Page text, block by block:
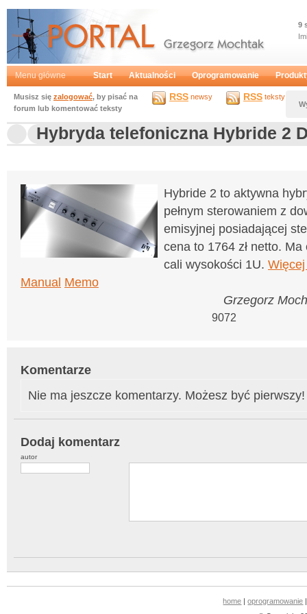
9
Portal Grzegorz Mochtak
Menu główne Start Aktualności Oprogramowanie
RSS newsy RSS teksty
Musisz się zalogować, by pisać na
forum lub komentować teksty
Hybryda telefoniczna Hybride 2
Hybride 2 to aktywna
pełnym sterowaniem z
emisyjnej posiadającej
cena to 1764 zł netto.
cali wysokości 1U.
Manual Memo
Grzegorz
9072
Komentarze
Nie ma jeszcze komentarzy. Możesz być pierwszy!
Dodaj komentarz
autor
home |oprogramowanie